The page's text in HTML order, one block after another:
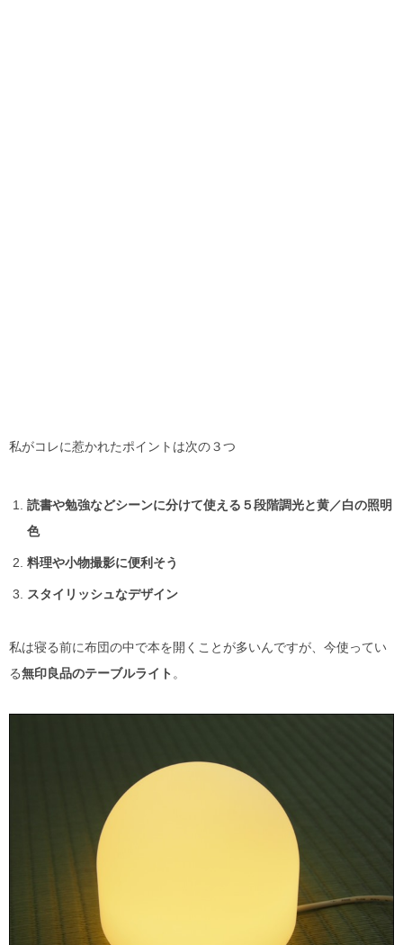
私がコレに惹かれたポイントは次の３つ
読書や勉強などシーンに分けて使える５段階調光と黄／白の照明
色
料理や小物撮影に便利そう
スタイリッシュなデザイン
私は寝る前に布団の中で本を開くことが多いんですが、今使ってい
る無印良品のテーブルライト 。